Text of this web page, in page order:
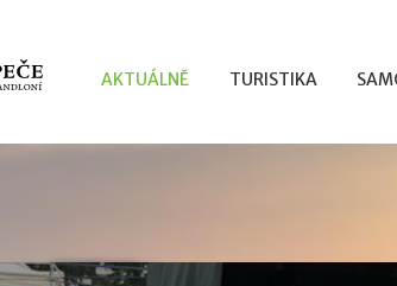
AKTUÁLNĚ TURISTIKA